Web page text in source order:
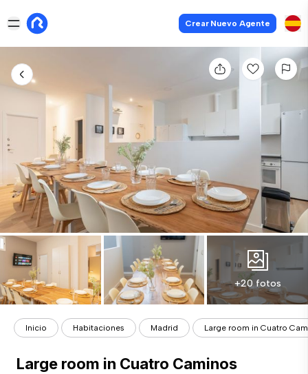
Crear Nuevo Agente
+20 fotos
Inicio Habitaciones Madrid Large room in Cuatro
Large room in Cuatro Caminos